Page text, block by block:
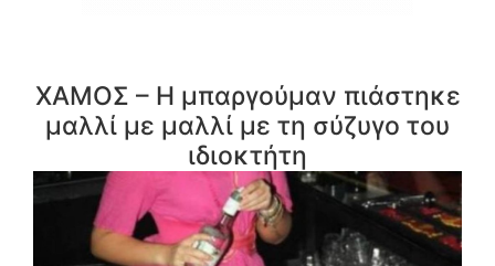
ΧΑΜΟΣ – Η μπαργούμαν πιάστηκε
μαλλί με μαλλί με τη σύζυγο του
ιδιοκτήτη